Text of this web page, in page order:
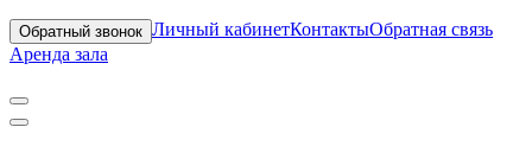
Обратный звонок Личный кабинетКонтактыОбратная связь
Аренда зала